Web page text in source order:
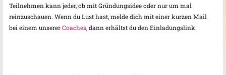
Teilnehmen kann jeder, ob mit Gründungsidee oder nur um mal
reinzuschauen. Wenn du Lust hast, melde dich mit einer kurzen Mail
bei einem unsererCoaches, dann erhältst du den Einladungslink.